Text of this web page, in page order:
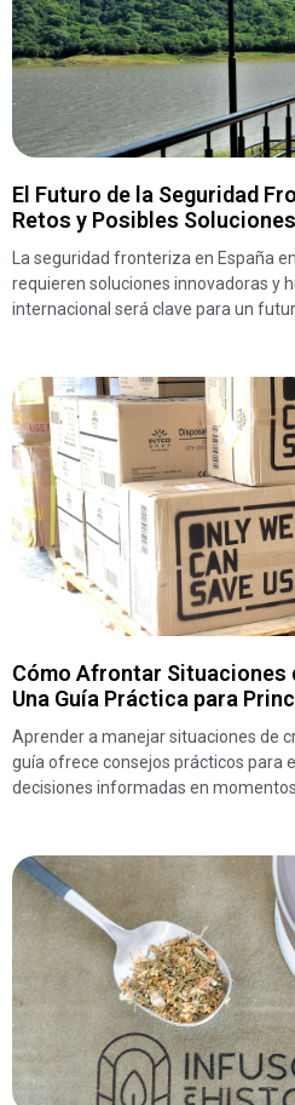
El Futuro de la Seguridad
Retos y Posibles Soluciones
La seguridad fronteriza en España
requieren soluciones innovadoras y
internacional será clave para un
Cómo Afrontar Situaciones
Una Guía Práctica para
Aprender a manejar situaciones de
guía ofrece consejos prácticos para
decisiones informadas en